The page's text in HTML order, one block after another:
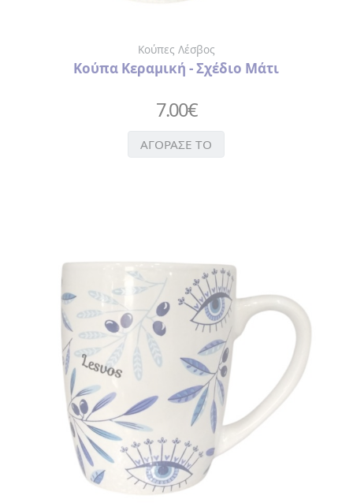
Κούπες Λέσβος
Κούπα Κεραμική - Σχέδιο Μάτι
7.00€
ΑΓΟΡΑΣΕ ΤΟ